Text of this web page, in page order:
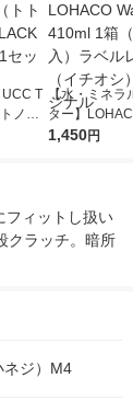
T
ノ
糖 5
【水・ミネラ
ター】
r 410ml 1箱（
1,450円
フィットし扱い
クラッチ。暗所
ネジ）M4